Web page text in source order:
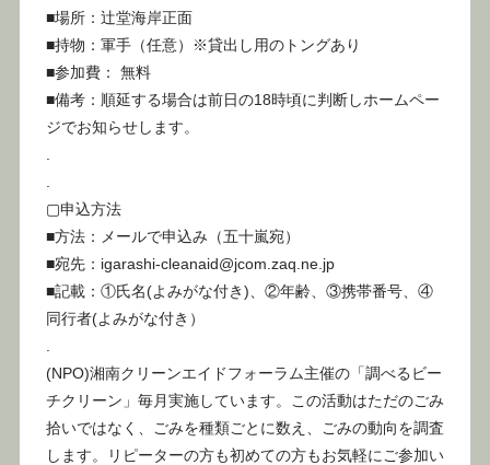
■場所：辻堂海岸正面
■持物：軍手（任意）※貸出し用のトングあり
■参加費： 無料
■備考：順延する場合は前日の18時頃に判断しホームペー
ジでお知らせします。
▢申込方法
■方法：メールで申込み（五十嵐宛）
■宛先：igarashi-cleanaid@jcom.zaq.ne.jp
■記載：①氏名(よみがな付き)、②年齢、③携帯番号、④
同行者(よみがな付き）
(NPO)湘南クリーンエイドフォーラム主催の「調べるビー
チクリーン」毎月実施しています。この活動はただのごみ
拾いではなく、ごみを種類ごとに数え、ごみの動向を調査
します。リピーターの方も初めての方もお気軽にご参加い